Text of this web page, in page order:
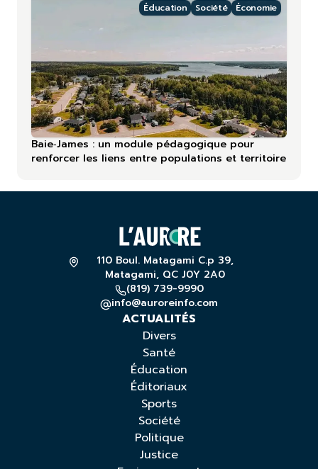
Éducation Société Économie
Baie‑James : un module pédagogique pour
renforcer les liens entre populations et territoire
110 Boul. Matagami C.p 39,
Matagami, QC J0Y 2A0
(819) 739-9990
info@auroreinfo.com
ACTUALITÉS
Divers
Santé
Éducation
Éditoriaux
Sports
Société
Politique
Justice